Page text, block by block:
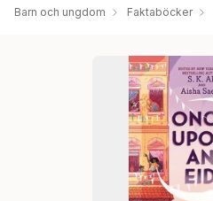
Barn och ungdom Faktaböcker